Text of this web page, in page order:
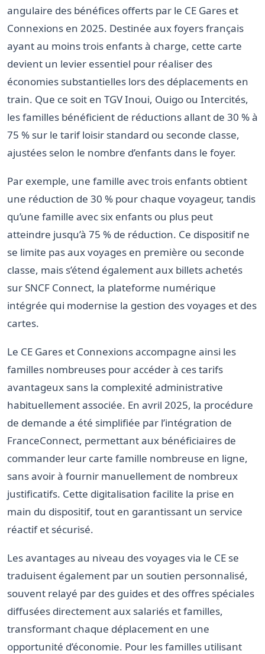
angulaire des bénéfices offerts par le CE Gares et
Connexions en 2025. Destinée aux foyers français
ayant au moins trois enfants à charge, cette carte
devient un levier essentiel pour réaliser des
économies substantielles lors des déplacements en
train. Que ce soit en TGV Inoui, Ouigo ou Intercités,
les familles bénéficient de réductions allant de 30 % à
75 % sur le tarif loisir standard ou seconde classe,
ajustées selon le nombre d’enfants dans le foyer.
Par exemple, une famille avec trois enfants obtient
une réduction de 30 % pour chaque voyageur, tandis
qu’une famille avec six enfants ou plus peut
atteindre jusqu’à 75 % de réduction. Ce dispositif ne
se limite pas aux voyages en première ou seconde
classe, mais s’étend également aux billets achetés
sur SNCF Connect, la plateforme numérique
intégrée qui modernise la gestion des voyages et des
cartes.
Le CE Gares et Connexions accompagne ainsi les
familles nombreuses pour accéder à ces tarifs
avantageux sans la complexité administrative
habituellement associée. En avril 2025, la procédure
de demande a été simplifiée par l’intégration de
FranceConnect, permettant aux bénéficiaires de
commander leur carte famille nombreuse en ligne,
sans avoir à fournir manuellement de nombreux
justificatifs. Cette digitalisation facilite la prise en
main du dispositif, tout en garantissant un service
réactif et sécurisé.
Les avantages au niveau des voyages via le CE se
traduisent également par un soutien personnalisé,
souvent relayé par des guides et des offres spéciales
diffusées directement aux salariés et familles,
transformant chaque déplacement en une
opportunité d’économie. Pour les familles utilisant